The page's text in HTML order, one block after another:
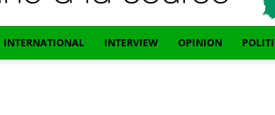
INTERNATIONAL INTERVIEW OPINION